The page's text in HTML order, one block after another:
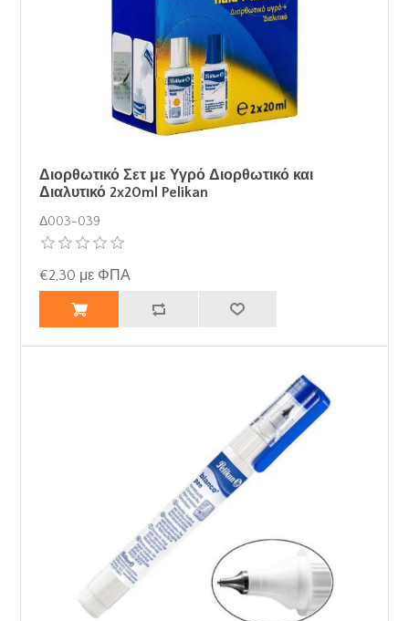
Διορθωτικό Σετ με Υγρό Διορθωτικό και
Διαλυτικό 2x20ml Pelikan
Δ003-039
€2,30 με ΦΠΑ